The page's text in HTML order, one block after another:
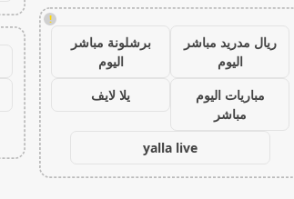
!
ريال مدريد مباشر
اليوم
برشلونة مباشر
اليوم
مباريات اليوم
مباشر
يلا لايف
yalla live